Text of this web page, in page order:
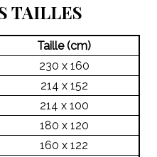
TAILLES
Taille (cm)
230 x 160
214 x 152
214 x 100
180 x 120
160 x 122